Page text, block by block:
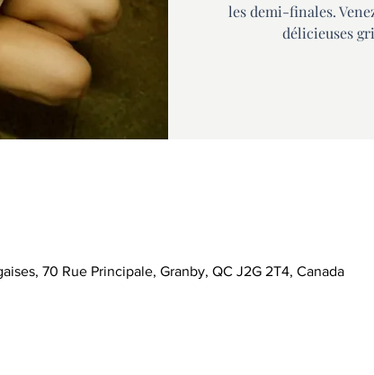
les demi-finales.
délicieuses
70 Rue Principale, Granby, QC J2G 2T4, Canada